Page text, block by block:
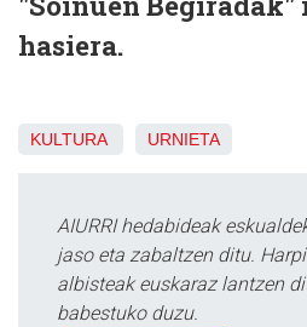
hasiera.
KULTURA URNIETA
AIURRI hedabideak
jaso eta zabaltzen ditu.
albisteak euskaraz lantzen
babestuko duzu.